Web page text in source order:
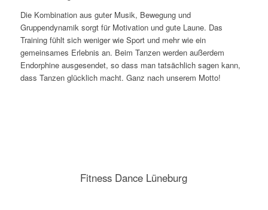
Die Kombination aus guter Musik, Bewegung und
Gruppendynamik sorgt für Motivation und gute Laune. Das
Training fühlt sich weniger wie Sport und mehr wie ein
gemeinsames Erlebnis an. Beim Tanzen werden außerdem
Endorphine ausgesendet, so dass man tatsächlich sagen kann,
dass Tanzen glücklich macht. Ganz nach unserem Motto!
Fitness Dance Lüneburg